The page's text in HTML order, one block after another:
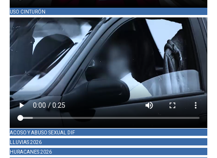
USO CINTURÓN
ACOSO Y ABUSO SEXUAL DIF
LLUVIAS 2026
HURACANES 2026